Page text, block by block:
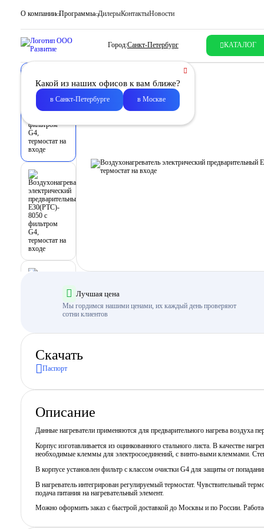
О компании Программы ДилерыКонтактыНовости
Город:Санкт-Петербург КАТАЛОГ
Какой из наших офисов к вам ближе?
в Санкт-Петербурге в Москве
Лучшая цена
Мы гордимся нашими ценами, их каждый день проверяют
сотни клиентов
Скачать
Паспорт
Описание
Данные нагреватели применяются для предварительного нагрева воздуха
Корпус изготавливается из оцинкованного стального листа. В качестве
необходимые клеммы для электросоединений, с винто-выми клеммами.
В корпусе установлен фильтр с классом очистки G4 для защиты от
В нагреватель интегрирован регулируемый термостат. Чувствительный
подача питания на нагревательный элемент.
Можно оформить заказ с быстрой доставкой до Москвы и по России.